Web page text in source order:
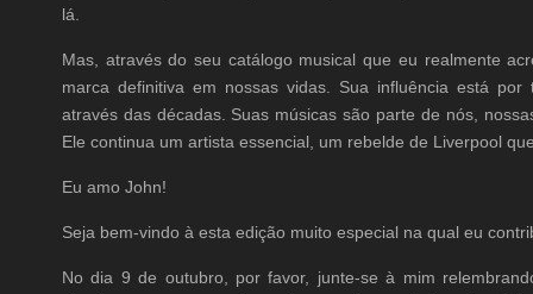
lá.
Mas, através do seu catálogo musical que eu realmente
marca definitiva em nossas vidas. Sua influência está
através das décadas. Suas músicas são parte de nós,
Ele continua um artista essencial, um rebelde de Liverpool
Eu amo John!
Seja bem-vindo à esta edição muito especial na qual eu
No dia 9 de outubro, por favor, junte-se à mim